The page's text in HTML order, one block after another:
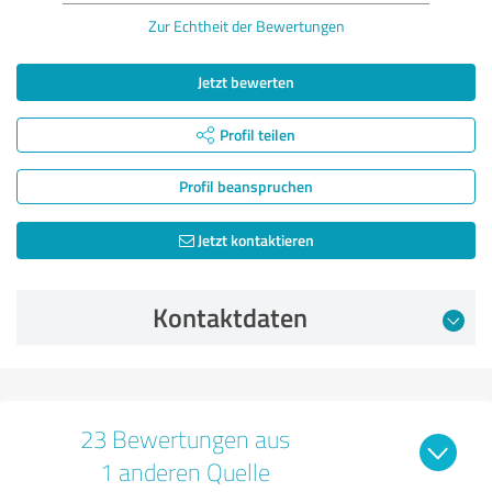
Zur Echtheit der Bewertungen
Jetzt bewerten
Profil teilen
Profil beanspruchen
Jetzt kontaktieren
Kontaktdaten
23 Bewertungen aus
1 anderen Quelle